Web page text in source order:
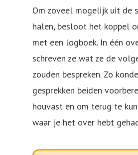
Om zoveel mogelijk uit de
halen, besloot het koppel
met een logboek. In één
schreven ze wat ze de
zouden bespreken. Zo
gesprekken beiden
houvast en om terug te
waar je het over hebt